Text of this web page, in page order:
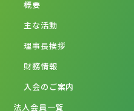
概要
主な活動
理事長挨拶
財務情報
入会のご案内
法人会員一覧